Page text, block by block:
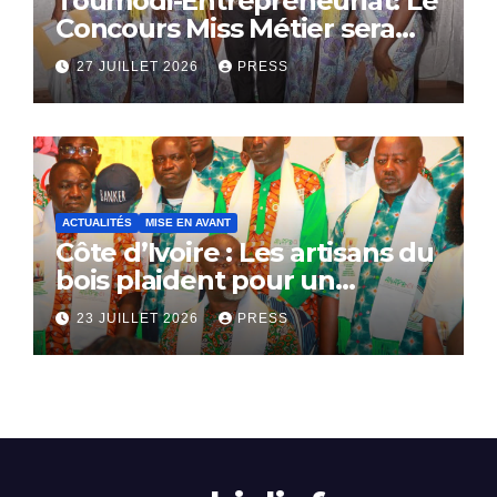
Concours Miss Métier sera
bientôt lance.
27 JUILLET 2026 PRESS
ACTUALITÉS MISE EN AVANT
Côte d’Ivoire : Les artisans du
bois plaident pour un
dialogue national
23 JUILLET 2026 PRESS